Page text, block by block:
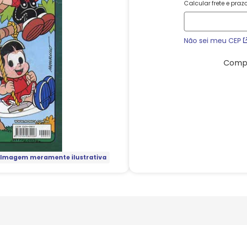
Imagem meramente ilustrativa
Calcular frete e
Não sei meu CEP